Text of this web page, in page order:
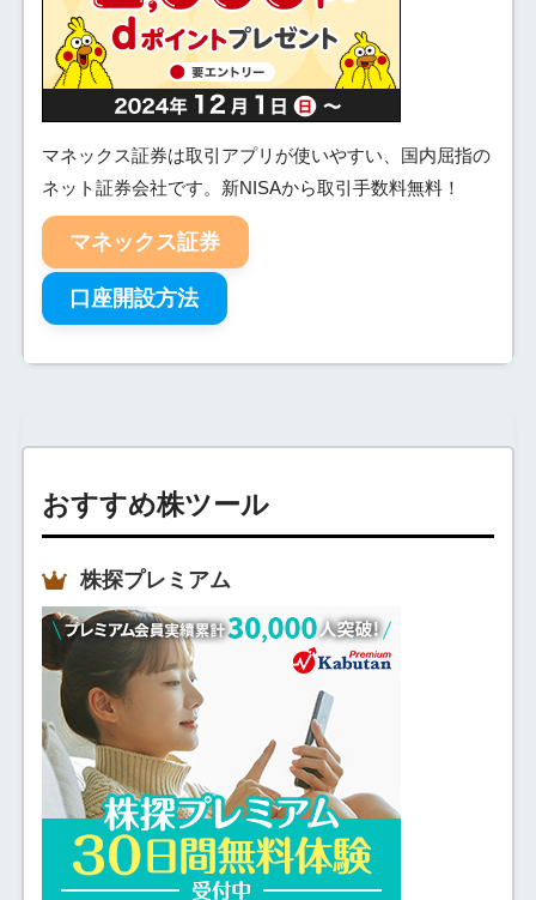
マネックス証券は取引アプリが使いやすい、国内屈指の
ネット証券会社です。新NISAから取引手数料無料！
マネックス証券
口座開設方法
おすすめ株ツール
株探プレミアム